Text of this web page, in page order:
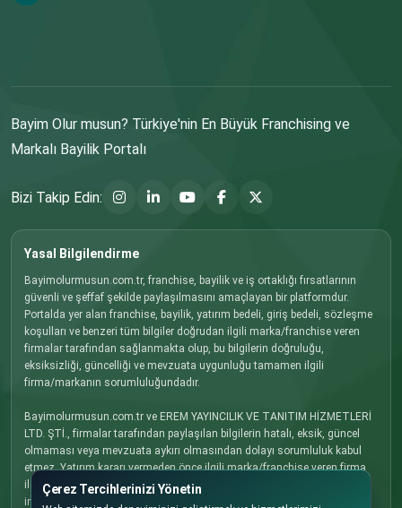
Bayim Olur musun? Türkiye'nin En Büyük Franchising ve
Markalı Bayilik Portalı
Bizi Takip Edin:
Yasal Bilgilendirme
Bayimolurmusun.com.tr, franchise, bayilik ve iş ortaklığı fırsatlarının
güvenli ve şeffaf şekilde paylaşılmasını amaçlayan bir platformdur.
Portalda yer alan franchise, bayilik, yatırım bedeli, giriş bedeli, sözleşme
koşulları ve benzeri tüm bilgiler doğrudan ilgili marka/franchise veren
firmalar tarafından sağlanmakta olup, bu bilgilerin doğruluğu,
eksiksizliği, güncelliği ve mevzuata uygunluğu tamamen ilgili
firma/markanın sorumluluğundadır.
Bayimolurmusun.com.tr ve EREM YAYINCILIK VE TANITIM HİZMETLERİ
LTD. ŞTİ., firmalar tarafından paylaşılan bilgilerin hatalı, eksik, güncel
olmaması veya mevzuata aykırı olmasından dolayı sorumluluk kabul
etmez. Yatırım kararı vermeden önce ilgili marka/franchise veren firma
ile doğrudan iletişime geçmenizi, tüm koşulları detaylı olarak
incelemenizi ve gerekli hukuki, mali ve ticari danışmanlığı almanızı
Çerez Tercihlerinizi Yönetin